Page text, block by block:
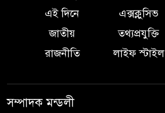
এই দিনে
এক্সক্লুসিভ
জাতীয়
তথ্যপ্রযুক্তি
রাজনীতি
লাইফ স্টাইল
সম্পাদক মন্ডলী